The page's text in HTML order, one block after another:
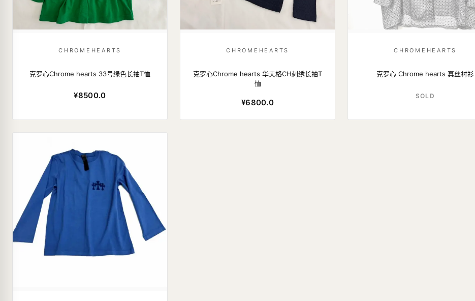
CHROMEHEARTS
克罗心Chrome hearts 33号绿色长袖T恤
¥8500.0
CHROMEHEARTS
克罗心Chrome hearts 华夫格CH刺绣长袖T
恤
¥6800.0
CHROMEHEARTS
克罗心 Chrome hearts 真丝衬衫
SOLD